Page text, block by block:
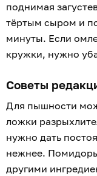
поднимая
тёртым сыром и
минуты. Если
кружки, нужно
Советы
Для пышности
ложки
нужно дать
нежнее.
другими